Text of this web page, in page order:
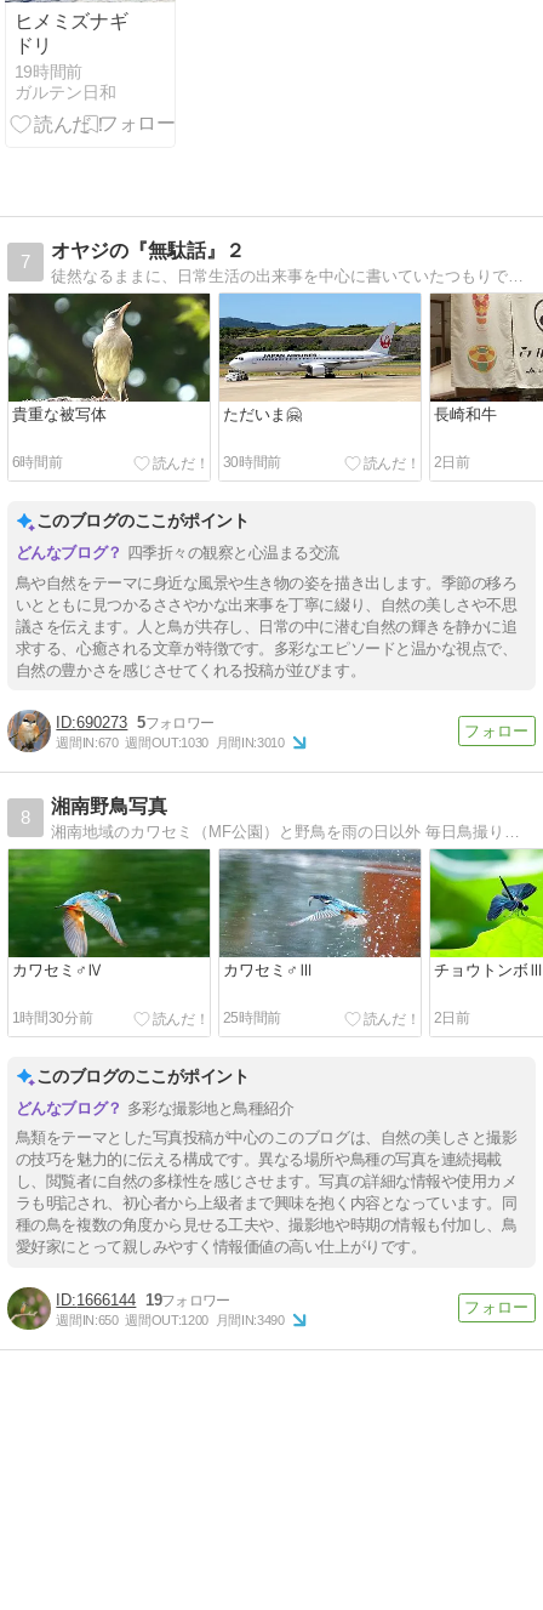
ヒメミズナギ
ドリ
19時間前
ガルテン日和
7
オヤジの『無駄話』２
徒然なるままに、日常生活の出来事を中心に書いていたつもりでしたが最近は野鳥観察が主になっちゃいました。
貴重な被写体
6時間前
ただいま🤗
30時間前
長崎和牛
2日前
このブログのここがポイント
四季折々の観察と心温まる交流
鳥や自然をテーマに身近な風景や生き物の姿を描き出します。季節の移ろ
いとともに見つかるささやかな出来事を丁寧に綴り、自然の美しさや不思
議さを伝えます。人と鳥が共存し、日常の中に潜む自然の輝きを静かに追
求する、心癒される文章が特徴です。多彩なエピソードと温かな視点で、
自然の豊かさを感じさせてくれる投稿が並びます。
690273 5
週間IN:670 週間OUT:1030 月間IN:3010
8
湘南野鳥写真
湘南地域のカワセミ（MF公園）と野鳥を雨の日以外 毎日鳥撮りに（午前中）出撃しています。
カワセミ♂Ⅳ
1時間30分前
カワセミ♂Ⅲ
25時間前
チョウトンボⅢ
2日前
このブログのここがポイント
多彩な撮影地と鳥種紹介
鳥類をテーマとした写真投稿が中心のこのブログは、自然の美しさと撮影
の技巧を魅力的に伝える構成です。異なる場所や鳥種の写真を連続掲載
し、閲覧者に自然の多様性を感じさせます。写真の詳細な情報や使用カメ
ラも明記され、初心者から上級者まで興味を抱く内容となっています。同
種の鳥を複数の角度から見せる工夫や、撮影地や時期の情報も付加し、鳥
愛好家にとって親しみやすく情報価値の高い仕上がりです。
1666144 19
週間IN:650 週間OUT:1200 月間IN:3490